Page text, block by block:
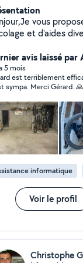
vous
et d'aides
et
avis laissé par
5 mois
est terriblement
sympa. Merci Gérard.
informatique
Voir le profil
Christophe